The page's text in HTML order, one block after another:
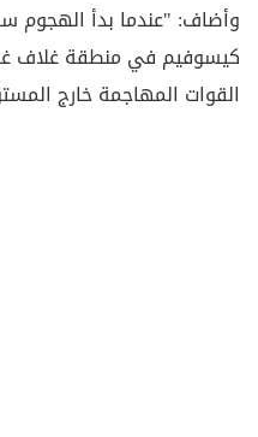
وأضاف: "عندما بدأ الهجوم
كيسوفيم في منطقة غلاف
القوات المهاجمة خارج